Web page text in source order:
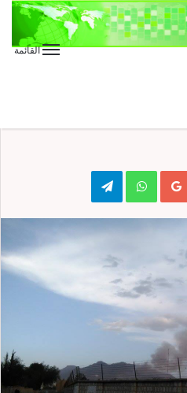
القائمة
Google+
WhatsApp
Telegram